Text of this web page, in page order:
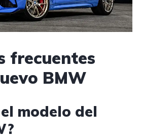
frecuentes
BMW
modelo del